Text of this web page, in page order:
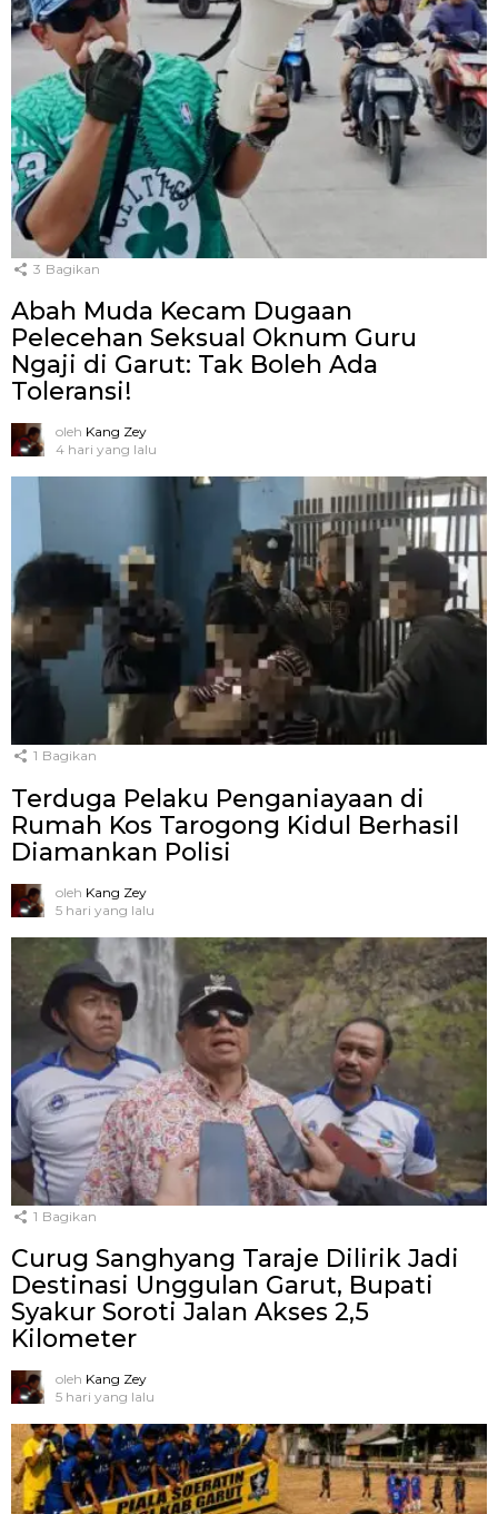
3 Bagikan
Abah Muda Kecam Dugaan
Pelecehan Seksual Oknum Guru
Ngaji di Garut: Tak Boleh Ada
Toleransi!
oleh Kang Zey
4 hari yang lalu
1 Bagikan
Terduga Pelaku Penganiayaan di
Rumah Kos Tarogong Kidul Berhasil
Diamankan Polisi
oleh Kang Zey
5 hari yang lalu
1 Bagikan
Curug Sanghyang Taraje Dilirik Jadi
Destinasi Unggulan Garut, Bupati
Syakur Soroti Jalan Akses 2,5
Kilometer
oleh Kang Zey
5 hari yang lalu